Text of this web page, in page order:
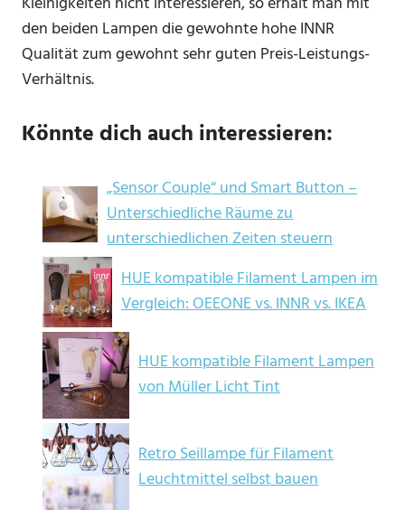
den beiden Lampen die gewohnte hohe INNR
Qualität zum gewohnt sehr guten Preis-Leistungs-
Verhältnis.
Könnte dich auch interessieren:
„Sensor Couple“ und Smart Button –
Unterschiedliche Räume zu
unterschiedlichen Zeiten steuern
HUE kompatible Filament Lampen im
Vergleich: OEEONE vs. INNR vs. IKEA
HUE kompatible Filament Lampen
von Müller Licht Tint
Retro Seillampe für Filament
Leuchtmittel selbst bauen